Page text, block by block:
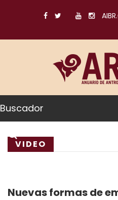
Buscador
VIDEO
Nuevas formas de